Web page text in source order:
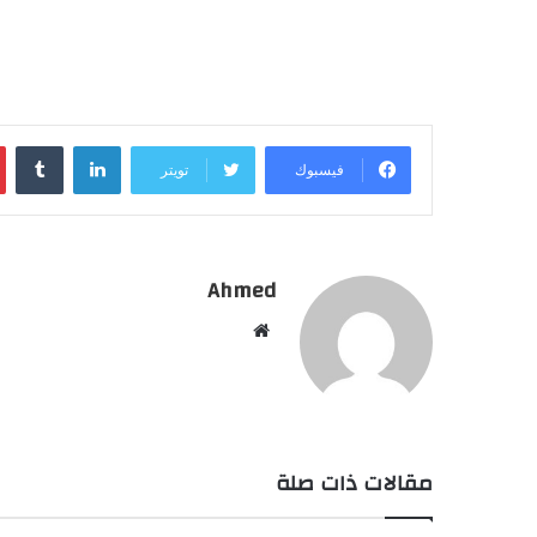
فيسبوك تويتر
لينكدإن
Ahmed
مقالات ذات صلة